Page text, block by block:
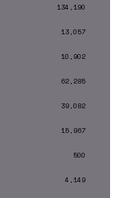
134,190
13,057
10,902
62,285
39,082
15,967
500
4,149